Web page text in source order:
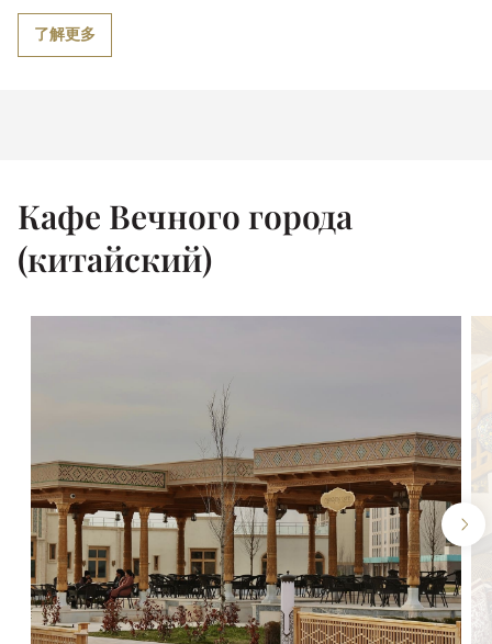
了解更多
Кафе Вечного города
(китайский)